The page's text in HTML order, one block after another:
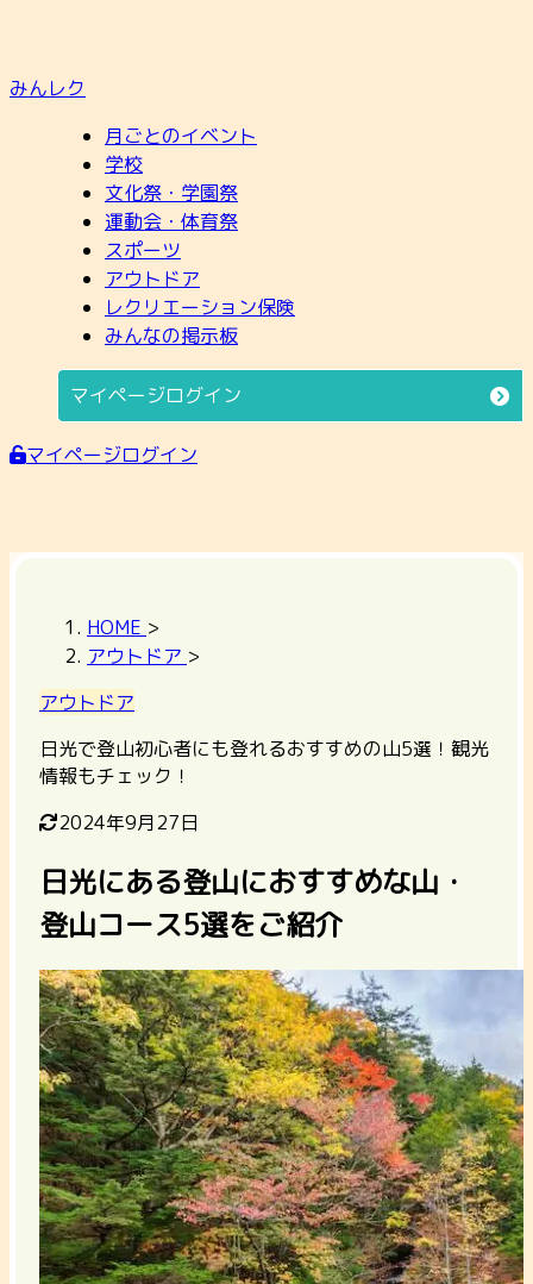
みんレク
月ごとのイベント
学校
文化祭・学園祭
運動会・体育祭
スポーツ
アウトドア
レクリエーション保険
みんなの掲示板
マイページログイン
マイページログイン
HOME >
アウトドア >
アウトドア
日光で登山初心者にも登れるおすすめの山5選！観光
情報もチェック！
2024年9月27日
日光にある登山におすすめな山・
登山コース5選をご紹介